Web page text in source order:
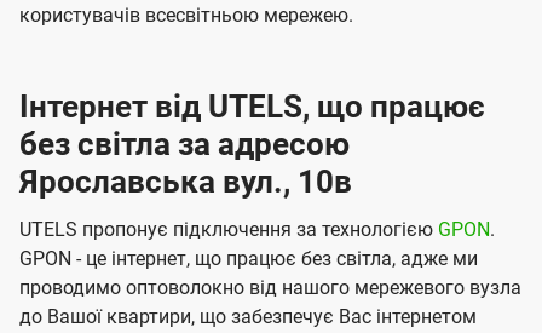
користувачів всесвітньою мережею.
Інтернет від UTELS, що працює
без світла за адресою
Ярославська вул., 10в
UTELS пропонує підключення за технологією GPON.
GPON - це інтернет, що працює без світла, адже ми
проводимо оптоволокно від нашого мережевого вузла
до Вашої квартири, що забезпечує Вас інтернетом